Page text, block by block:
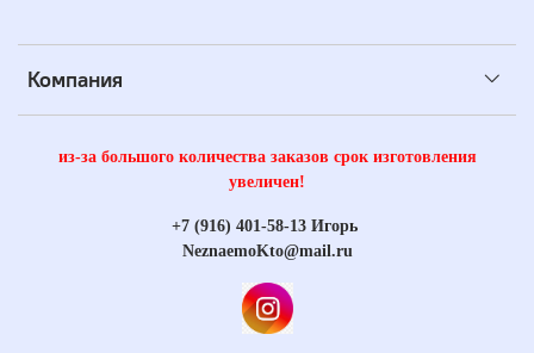
Компания
из-за большого количества заказов срок изготовления
увеличен!
+7 (916) 401-58-13 Игорь
NeznaemoKto@mail.ru